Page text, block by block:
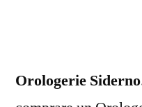
Orologerie Siderno